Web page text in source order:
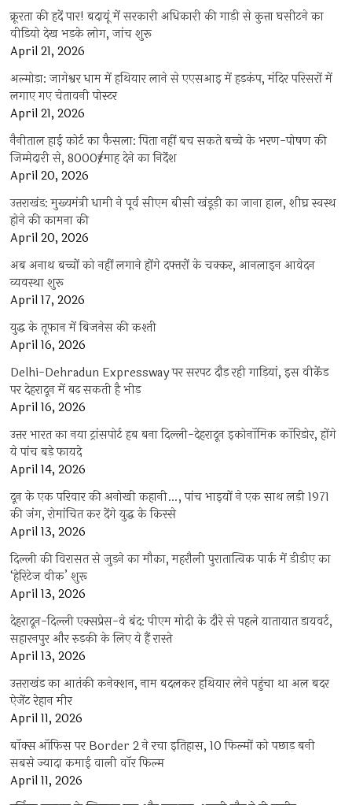
क्रूरता की हदें पार! बदायूं में सरकारी अधिकारी की गाड़ी से कुत्ता घसीटने का
वीडियो देख भड़के लोग, जांच शुरू
April 21, 2026
अल्मोड़ा: जागेश्वर धाम में हथियार लाने से एएसआइ में हड़कंप, मंदिर परिसरों में
लगाए गए चेतावनी पोस्टर
April 21, 2026
नैनीताल हाई कोर्ट का फैसला: पिता नहीं बच सकते बच्चे के भरण-पोषण की
जिम्मेदारी से, 8000₹/माह देने का निर्देश
April 20, 2026
उत्तराखंड: मुख्यमंत्री धामी ने पूर्व सीएम बीसी खंडूड़ी का जाना हाल, शीघ्र स्वस्थ
होने की कामना की
April 20, 2026
अब अनाथ बच्चों को नहीं लगाने होंगे दफ्तरों के चक्कर, आनलाइन आवेदन
व्यवस्था शुरू
April 17, 2026
युद्ध के तूफान में बिजनेस की कश्ती
April 16, 2026
Delhi-Dehradun Expressway पर सरपट दौड़ रही गाड़ियां, इस वीकेंड
पर देहरादून में बढ़ सकती है भीड़
April 16, 2026
उत्तर भारत का नया ट्रांसपोर्ट हब बना दिल्ली-देहरादून इकोनॉमिक कॉरिडोर, होंगे
ये पांच बड़े फायदे
April 14, 2026
दून के एक परिवार की अनोखी कहानी…, पांच भाइयों ने एक साथ लड़ी 1971
की जंग, रोमांचित कर देंगे युद्ध के किस्से
April 13, 2026
दिल्ली की विरासत से जुड़ने का मौका, महरौली पुरातात्विक पार्क में डीडीए का
‘हेरिटेज वीक’ शुरू
April 13, 2026
देहरादून-दिल्ली एक्सप्रेस-वे बंद: पीएम मोदी के दौरे से पहले यातायात डायवर्ट,
सहारनपुर और रुड़की के लिए ये हैं रास्ते
April 13, 2026
उत्तराखंड का आतंकी कनेक्शन, नाम बदलकर हथियार लेने पहुंचा था अल बदर
ऐजेंट रेहान मीर
April 11, 2026
बॉक्स ऑफिस पर Border 2 ने रचा इतिहास, 10 फिल्मों को पछाड़ बनी
सबसे ज्यादा कमाई वाली वॉर फिल्म
April 11, 2026